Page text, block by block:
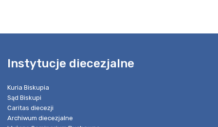
Instytucje diecezjalne
Kuria Biskupia
Sąd Biskupi
Caritas diecezji
Archiwum diecezjalne